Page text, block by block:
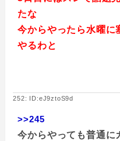
たな
今からやったら水曜に
やるわと
252: ID:eJ9ztoS9d
>>245
今からやっても普通に